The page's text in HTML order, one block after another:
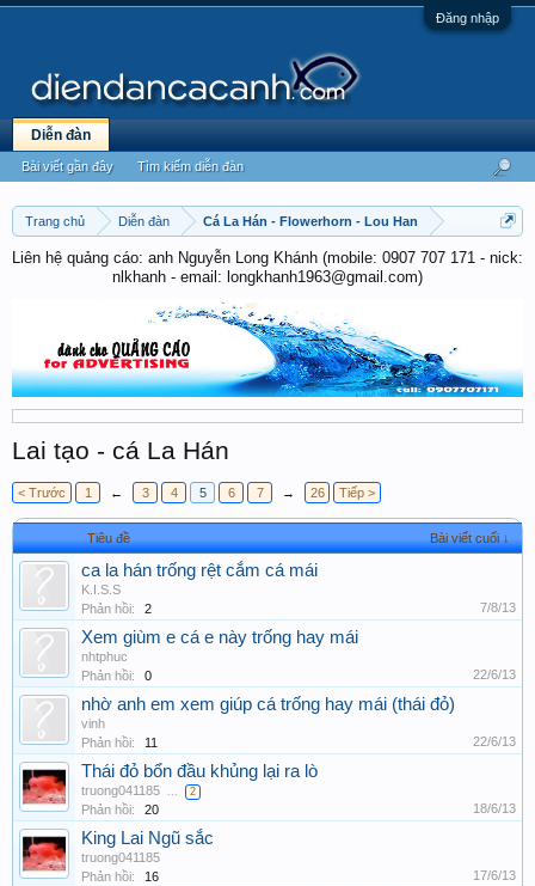
Đăng nhập
Trang chủ Diễn đàn Cá La Hán - Flowerhorn - Lou Han
Liên hệ quảng cáo: anh Nguyễn Long Khánh (mobile: 0907 707 171 - nick:
nlkhanh - email: longkhanh1963@gmail.com)
Lai tạo - cá La Hán
< Trước 1 ← 3 4 5 6 7 → 26 Tiếp >
Tiêu đề Bài viết cuối ↓
ca la hán trống rệt cắm cá mái
K.I.S.S
Phản hồi:
2 7/8/13
Xem giùm e cá e này trống hay mái
nhtphuc
Phản hồi:
0 22/6/13
nhờ anh em xem giúp cá trống hay mái (thái đỏ)
vinh
Phản hồi:
11 22/6/13
Thái đỏ bổn đầu khủng lại ra lò
truong041185 2
Phản hồi: 20 18/6/13
King Lai Ngũ sắc
truong041185
Phản hồi:
16 17/6/13
Diễn đàn
Bài viết gần đây Tìm kiếm diễn đàn